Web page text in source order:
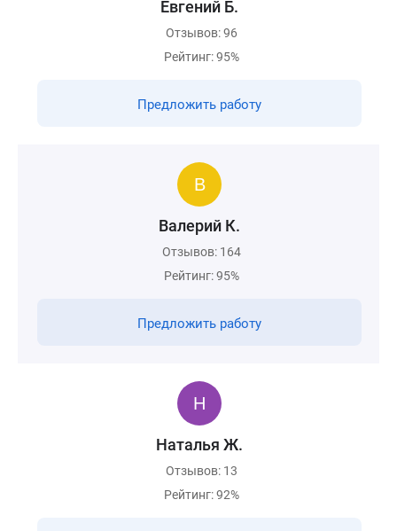
Евгений Б.
Отзывов: 96
Рейтинг: 95%
Предложить работу
Валерий К.
Отзывов: 164
Рейтинг: 95%
Предложить работу
Наталья Ж.
Отзывов: 13
Рейтинг: 92%